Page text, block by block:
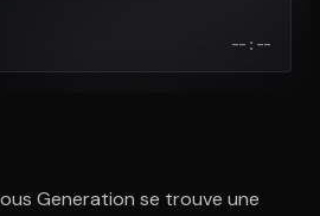
photo, pointe sur le code. C'est gratuit à
--:--
Generation se trouve une